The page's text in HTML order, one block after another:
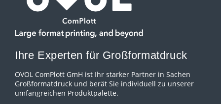
Ihre Experten für Großformatdruck
OVOL ComPlott GmH ist Ihr starker Partner in Sachen
Großformatdruck und berät Sie individuell zu unserer
umfangreichen Produktpalette.